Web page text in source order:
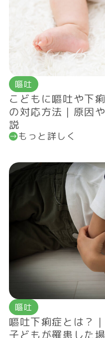
嘔吐
こどもに嘔吐や下
の対応方法｜原因
説
もっと詳しく
嘔吐
嘔吐下痢症とは？
子どもが罹患した